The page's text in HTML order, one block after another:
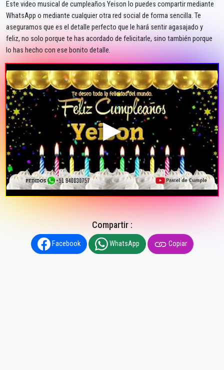
Este video musical de cumpleaños Yeison lo puedes compartir mediante
WhatsApp o mediante cualquier otra red social de forma sencilla. Te
aseguramos que es el detalle perfecto que le hará sentir agasajado y
feliz, no solo porque te has acordado de felicitarle, sino también porque
lo has hecho con ese bonito detalle.
Compartir :
Facebook WhatsApp Copiar